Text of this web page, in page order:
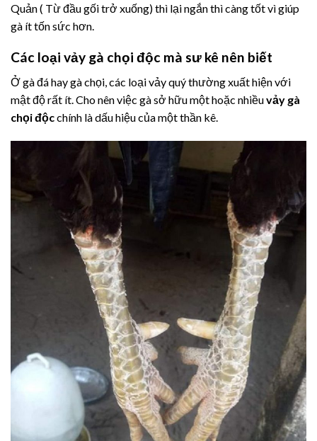
Quản ( Từ đầu gối trở xuống) thì lại ngắn thì càng tốt vì giúp
gà ít tốn sức hơn.
Các loại vảy gà chọi độc mà sư kê nên biết
Ở gà đá hay gà chọi, các loại vảy quý thường xuất hiện với
mật độ rất ít. Cho nên việc gà sở hữu một hoặc nhiềuvảy gà
chọi độcchính là dấu hiệu của một thần kê.